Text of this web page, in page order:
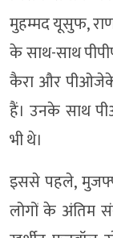
मुहम्मद यूसुफ,
के साथ-साथ
कैरा और पीओजेके
हैं। उनके साथ
भी थे।
इससे पहले,
लोगों के अंतिम